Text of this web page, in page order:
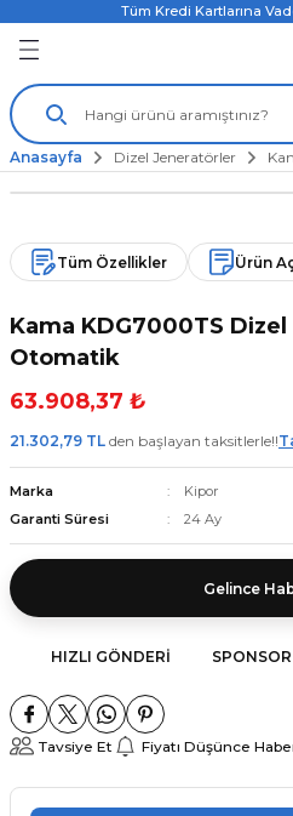
Tüm Kredi Kartlarına
Anasayfa Dizel Jeneratörler
Tüm Özellikler Ürün
Kama KDG7000TS
Otomatik
63.908,37 ₺
21.302,79 TL den başlayan taksitlerle!!
Marka
Kipor
Garanti Süresi
24 Ay
Gelince
HIZLI GÖNDERI
Tavsiye Et Fiyatı Düşünce